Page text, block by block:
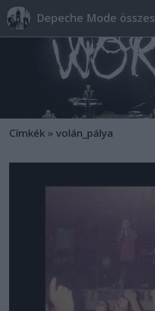
Depeche Mode összes
Címkék » volán_pálya